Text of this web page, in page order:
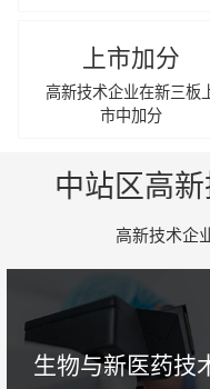
上市加分
高新技术企业在新三板
市中加分
中站区高
高新技术企
生物与新医药技